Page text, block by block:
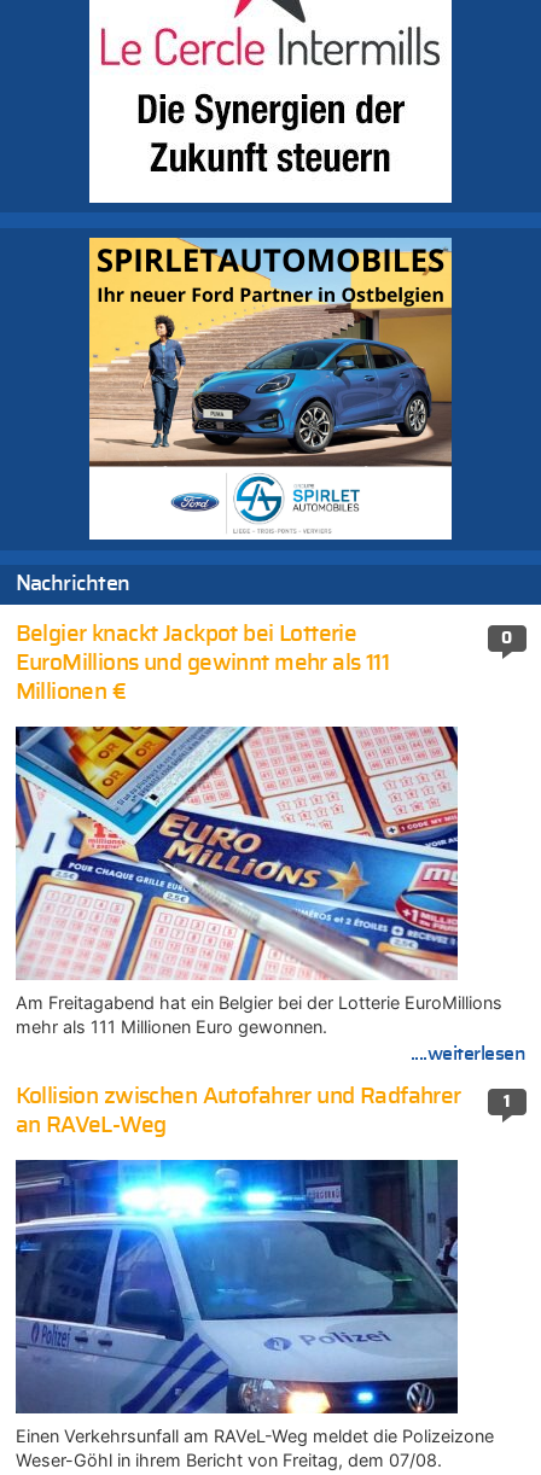
Nachrichten
0
Belgier knackt Jackpot bei Lotterie
EuroMillions und gewinnt mehr als 111
Millionen €
Am Freitagabend hat ein Belgier bei der Lotterie EuroMillions
mehr als 111 Millionen Euro gewonnen.
....weiterlesen
1
Kollision zwischen Autofahrer und Radfahrer
an RAVeL-Weg
Einen Verkehrsunfall am RAVeL-Weg meldet die Polizeizone
Weser-Göhl in ihrem Bericht von Freitag, dem 07/08.